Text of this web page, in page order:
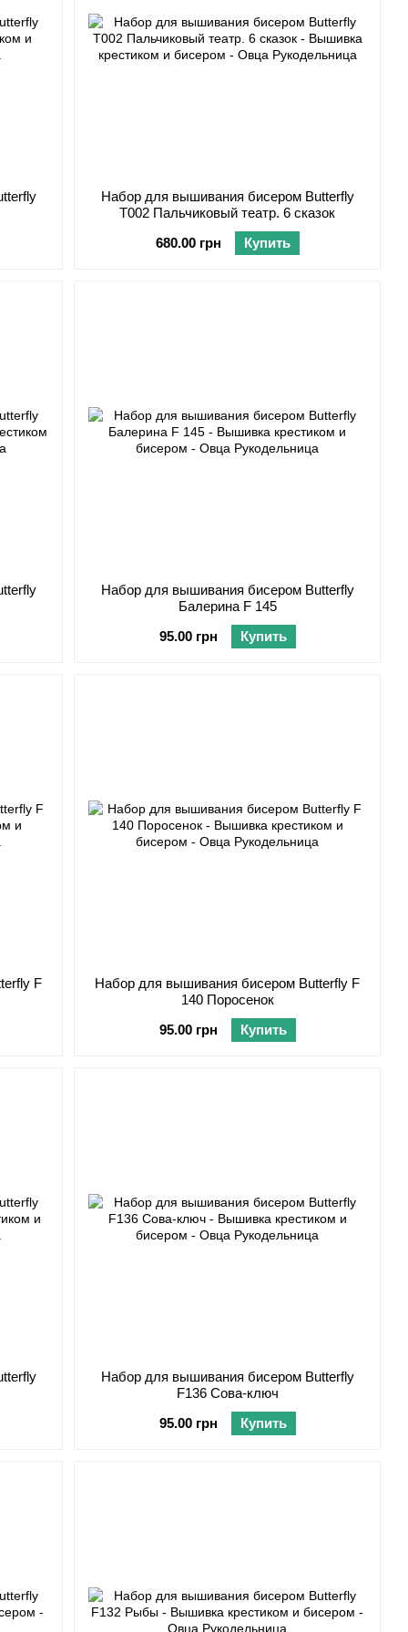
Набор для вышивания бисером Butterfly
T002 Пальчиковый театр. 6 сказок
680.00 грн
Купить
Набор для вышивания бисером Butterfly
Балерина F 145
95.00 грн
Купить
F
Набор для вышивания бисером Butterfly F
140 Поросенок
95.00 грн
Купить
Набор для вышивания бисером Butterfly
F136 Сова-ключ
95.00 грн
Купить